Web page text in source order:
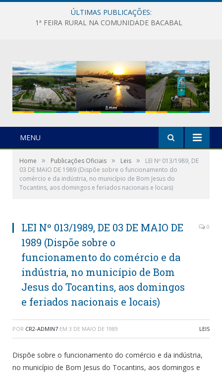
ÚLTIMAS PUBLICAÇÕES:
1ª FEIRA RURAL NA COMUNIDADE BACABAL
MENU
Home » Publicações Oficiais » Leis »
LEI Nº 013/1989, DE
03 DE MAIO DE 1989 (Dispõe sobre o funcionamento do
comércio e da indústria, no município de Bom Jesus do
Tocantins, aos domingos e feriados nacionais e locais)
LEI Nº 013/1989, DE 03 DE MAIO DE
1989 (Dispõe sobre o
funcionamento do comércio e da
indústria, no município de Bom
Jesus do Tocantins, aos domingos
e feriados nacionais e locais)
0
POR CR2-ADMIN7 EM 3 DE MAIO DE 1989 LEIS
Dispõe sobre o funcionamento do comércio e da indústria,
no município de Bom Jesus do Tocantins, aos domingos e